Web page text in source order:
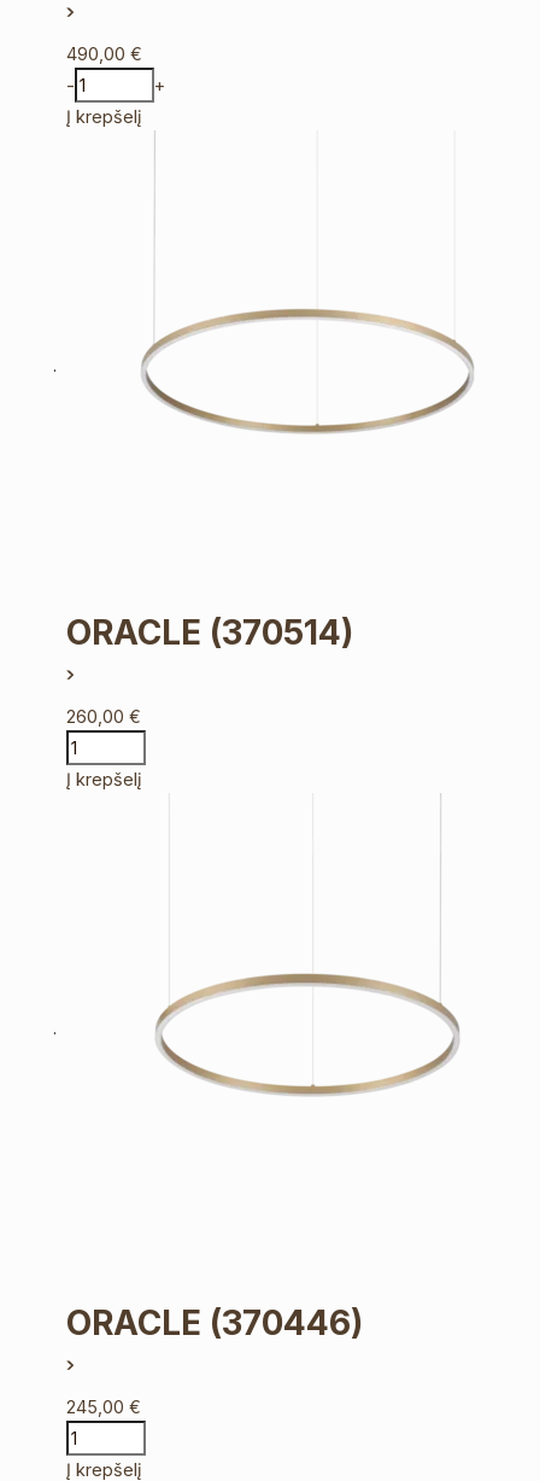
490,00€
-
+
Į krepšelį
ORACLE (370514)
260,00€
Į krepšelį
ORACLE (370446)
245,00€
Į krepšelį